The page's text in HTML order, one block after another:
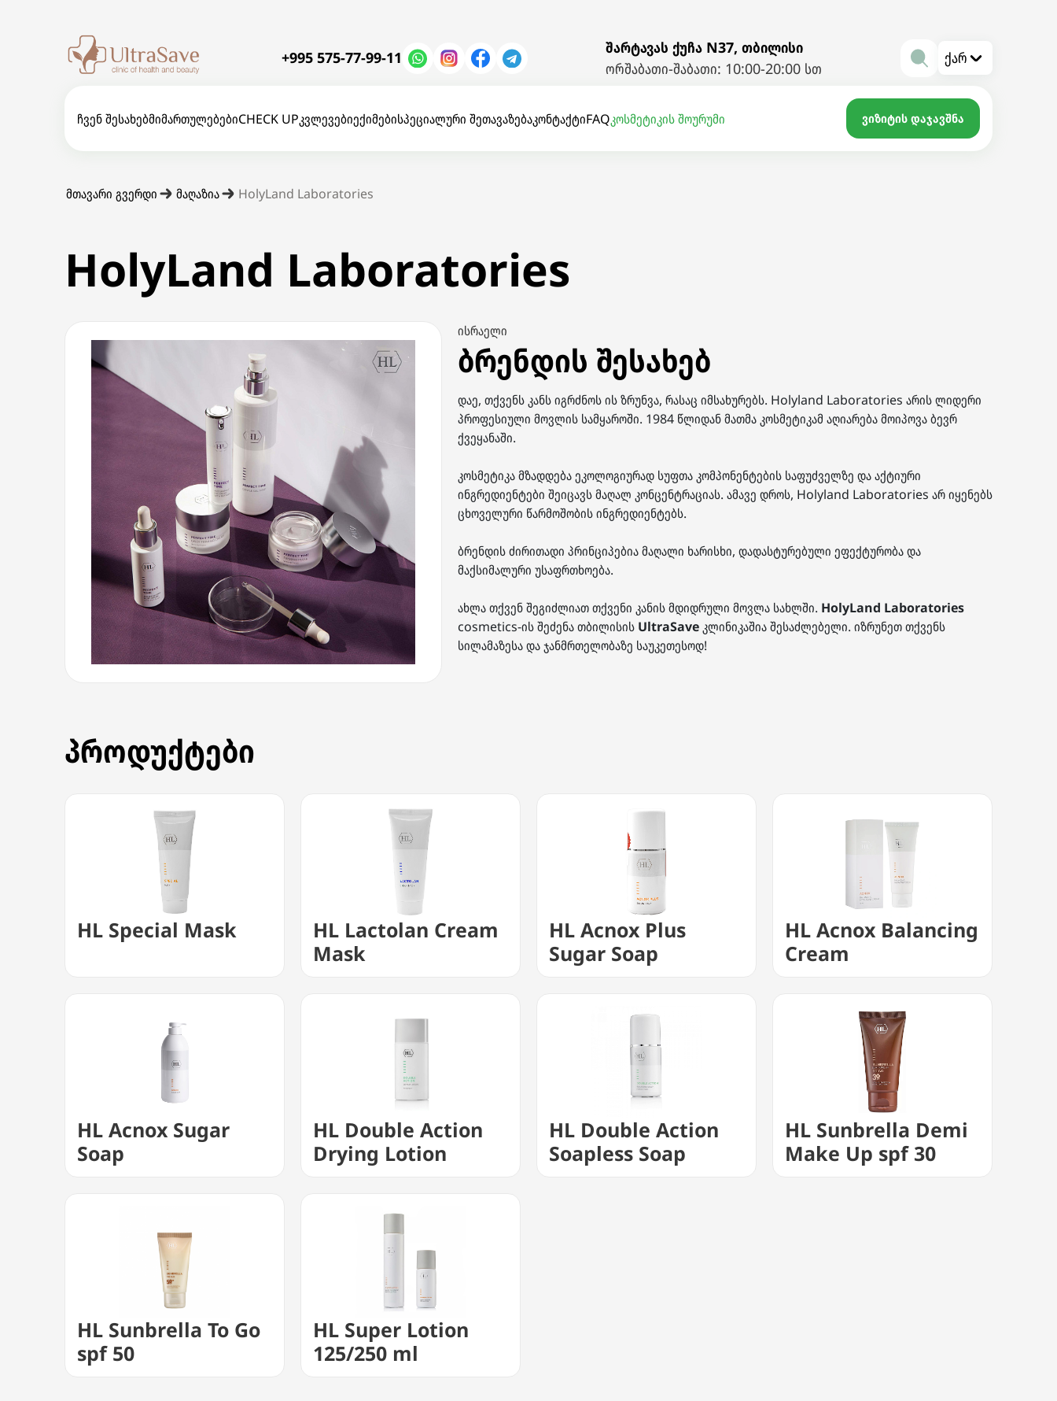
+995 575-77-99-11
შარტავას ქუჩა N37, თბილისი
ორშაბათი-შაბათი: 10:00-20:00 სთ
ქარ
ჩვენ შესახებმიმართულებებიCHECK UPკვლევებიექიმებისპეციალური შეთავაზებაკონტაქტიFAQკოსმეტიკის შოურუმი ვიზიტის დაჯავშნა
მთავარი გვერდი მაღაზია HolyLand Laboratories
HolyLand Laboratories
ისრაელი
ბრენდის შესახებ
დაე, თქვენს კანს იგრძნოს ის ზრუნვა, რასაც იმსახურებს. Holyland Laboratories არის ლიდერი
პროფესიული მოვლის სამყაროში. 1984 წლიდან მათმა კოსმეტიკამ აღიარება მოიპოვა ბევრ
ქვეყანაში.
კოსმეტიკა მზადდება ეკოლოგიურად სუფთა კომპონენტების საფუძველზე და აქტიური
ინგრედიენტები შეიცავს მაღალ კონცენტრაციას. ამავე დროს, Holyland Laboratories არ იყენებს
ცხოველური წარმოშობის ინგრედიენტებს.
ბრენდის ძირითადი პრინციპებია მაღალი ხარისხი, დადასტურებული ეფექტურობა და
მაქსიმალური უსაფრთხოება.
ახლა თქვენ შეგიძლიათ თქვენი კანის მდიდრული მოვლა სახლში. HolyLand Laboratories
cosmetics-ის შეძენა თბილისის UltraSaveკლინიკაშია შესაძლებელი. იზრუნეთ თქვენს
სილამაზესა და ჯანმრთელობაზე საუკეთესოდ!
პროდუქტები
HL Special Mask
HL Lactolan Cream
Mask
HL Acnox Plus
Sugar Soap
HL Acnox Balancing
Cream
HL Acnox Sugar
Soap
HL Double Action
Drying Lotion
HL Double Action
Soapless Soap
HL Sunbrella Demi
Make Up spf 30
HL Sunbrella To Go
spf 50
HL Super Lotion
125/250 ml